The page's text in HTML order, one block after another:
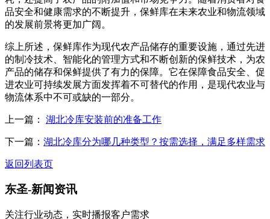
品安全和健康需求的不断提升，保鲜库在未来农业和物流领域
的发展前景将更加广阔。
综上所述，保鲜库作为现代农产品储存的重要设施，通过先进
的制冷技术、智能化的管理方式和不断创新的保鲜技术，为农
产品的储存和保鲜提供了有力的保障。它在保障食品安全、促
进农业可持续发展方面发挥着不可替代的作用，是现代农业与
物流体系中不可或缺的一部分。
上一篇： 湖北冷库安装前的准备工作
下一篇： 湖北冷库分为哪几种类型？按需选择，满足多样需求
返回列表页
东圣-新闻资讯
关注行业动态，实时播报客户需求